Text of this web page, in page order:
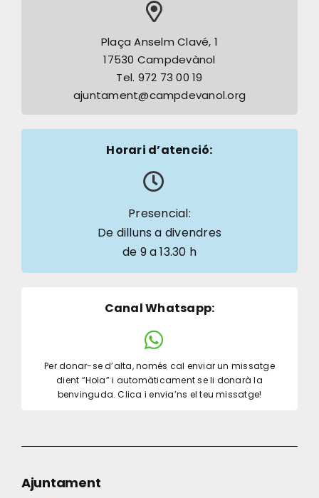
Plaça Anselm Clavé, 1
17530 Campdevànol
Tel. 972 73 00 19
ajuntament@campdevanol.org
Horari d’atenció:
Presencial:
De dilluns a divendres
de 9 a 13.30 h
Canal Whatsapp:
Per donar-se d’alta, només cal enviar un missatge
dient “Hola” i automàticament se li donarà la
benvinguda. Clica i envia’ns el teu missatge!
Ajuntament